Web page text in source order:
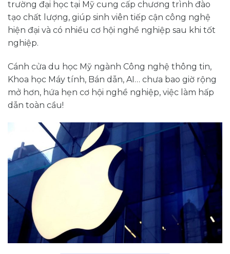
trường đại học tại Mỹ cung cấp chương trình đào
tạo chất lượng, giúp sinh viên tiếp cận công nghệ
hiện đại và có nhiều cơ hội nghề nghiệp sau khi tốt
nghiệp.
Cánh cửa du học Mỹ ngành Công nghệ thông tin,
Khoa học Máy tính, Bán dẫn, AI… chưa bao giờ rộng
mở hơn, hứa hẹn cơ hội nghề nghiệp, việc làm hấp
dẫn toàn cầu!